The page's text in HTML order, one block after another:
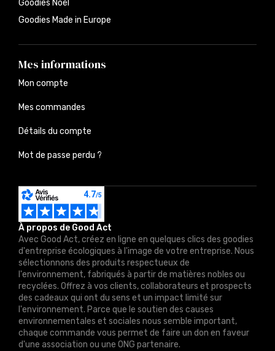
À propos de Good Act
Avec Good Act, créez en ligne en quelques clics des goodies
d'entreprise écologiques à l'image de votre entreprise. Nous
sélectionnons des produits respectueux de
l'environnement, fabriqués à partir de matières nobles ou
recyclées. Offrez à vos clients, collaborateurs et prospects
des cadeaux qui ont du sens et un impact limité sur
l'environnement. Parce que le soutien des causes
environnementales et sociales nous semble important,
chaque commande vous permet de faire un don en faveur
d'une association ou une ONG partenaire.
Goodies Noël
Goodies Made in Europe
Mes informations
Mon compte
Mes commandes
Détails du compte
Mot de passe perdu ?